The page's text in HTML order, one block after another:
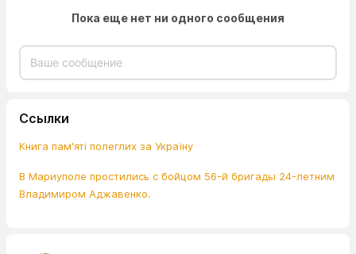
Пока еще нет ни одного сообщения
Ссылки
Книга пам'яті полеглих за Україну
В Мариуполе простились с бойцом 56-й бригады 24-летним
Владимиром Аджавенко.